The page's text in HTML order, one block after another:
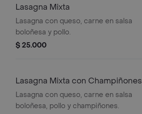
Lasagna Mixta
Lasagna con queso, carne en salsa
boloñesa y pollo.
$ 25.000
Lasagna Mixta con Champiñones
Lasagna con queso, carne en salsa
boloñesa, pollo y champiñones.